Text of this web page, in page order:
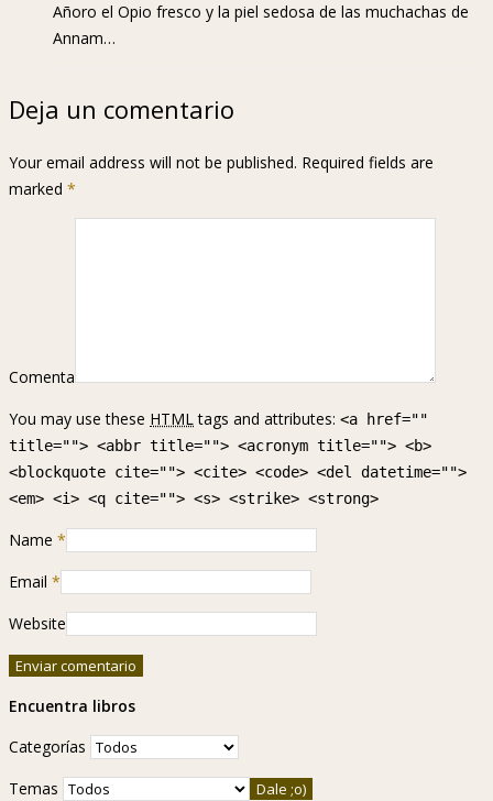
Añoro el Opio fresco y la piel sedosa de las muchachas de
Annam…
Deja un comentario
Your email address will not be published. Required fields are
marked *
Comenta
You may use these HTMLtags and attributes: <a href=""
title=""> <abbr title=""> <acronym title=""> <b>
<blockquote cite=""> <cite> <code> <del datetime="">
<em> <i> <q cite=""> <s> <strike> <strong>
Name *
Email *
Website
Encuentra libros
Categorías
Temas